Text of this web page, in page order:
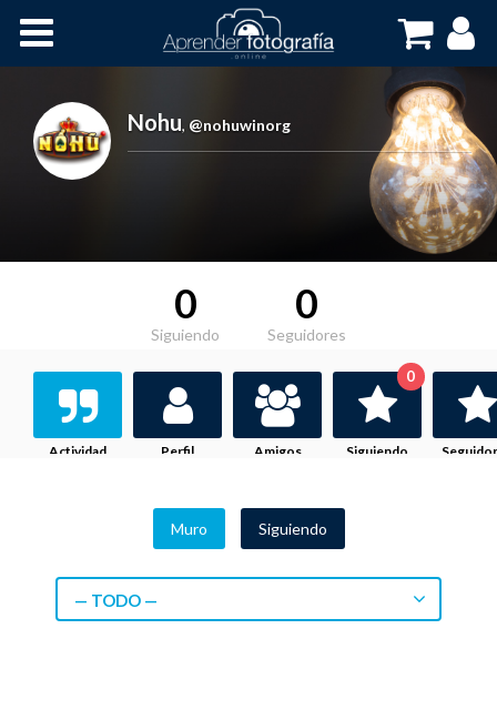
Cursos OnLine
Nohu, @nohuwinorg
0
Siguiendo
0
Seguidores
Actividad Perfil Amigos Siguiendo
0
Muro Siguiendo
— TODO —